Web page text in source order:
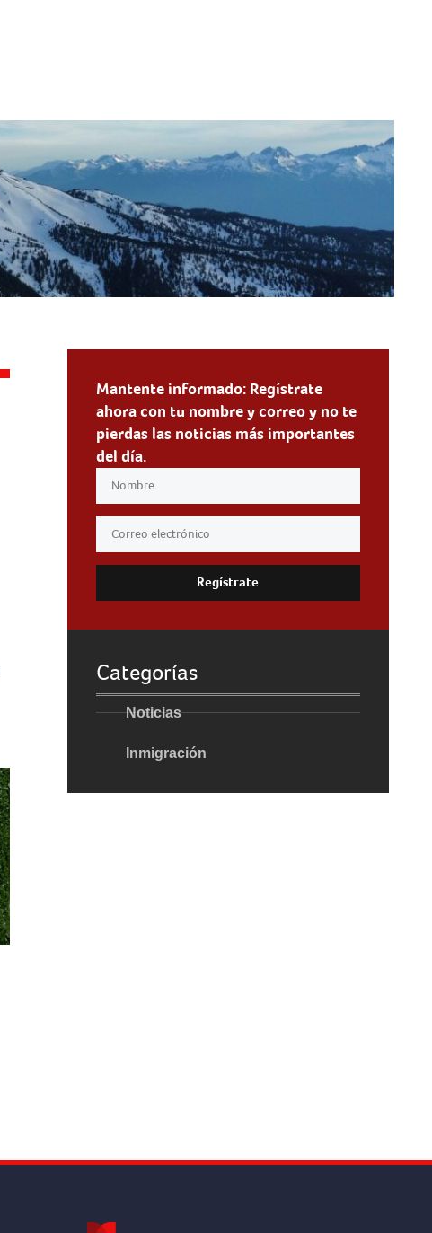
Mantente informado: Regístrate
ahora con tu nombre y correo y no te
pierdas las noticias más importantes
del día.
Regístrate
Categorías
Noticias
Inmigración